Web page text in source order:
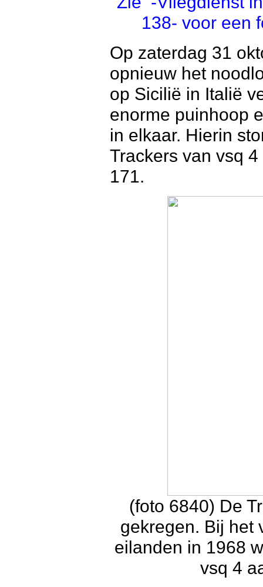
138- voor een
Op zaterdag 31
opnieuw het
op Sicilië in Italië
enorme puinhoop
in elkaar. Hierin
Trackers van vsq
171.
(foto 6840) De
gekregen. Bij het
eilanden in 1968
vsq 4